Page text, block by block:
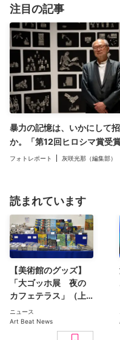
注目の記事
暴力の記憶は、いかにして
か。「第12回ヒロシマ賞受
展」（広島市現代美術館）
フォトレポート 灰咲光那（編集部）
読まれています
【美術館のグッズ】
「大ゴッホ展 夜の
カフェテラス」（上
野の森美術館）で見
つけた、編集部おす
すめグッズ10選
ニュース
Art Beat News